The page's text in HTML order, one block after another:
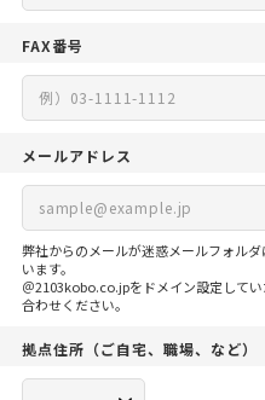
FAX番号
メールアドレス
弊社からのメールが迷惑メールフォル
います。
＠2103kobo.co.jpをドメイン設定して
合わせください。
拠点住所 （ご自宅、 職場、など）